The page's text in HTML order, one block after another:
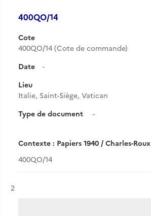
400QO/14
Cote
400QO/14 (Cote de commande)
Date
-
Lieu
Italie, Saint-Siège, Vatican
Type de document
-
Contexte : Papiers 1940 / Charles-Roux
400QO/14
Résultat n°
2